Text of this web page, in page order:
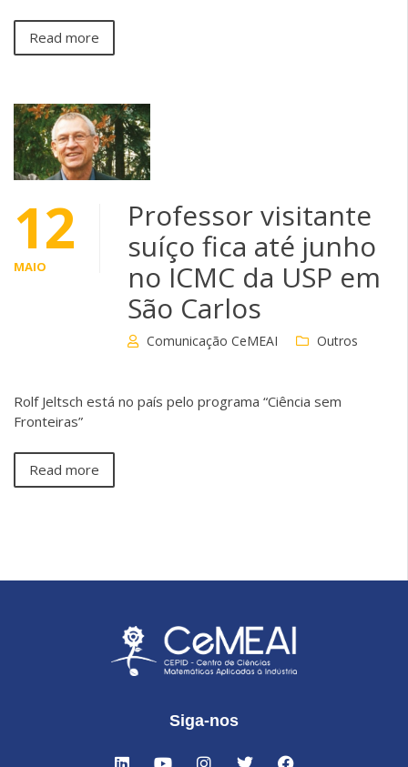
Read more
12
MAIO
Professor visitante
suíço fica até junho
no ICMC da USP em
São Carlos
Comunicação CeMEAI Outros
Rolf Jeltsch está no país pelo programa “Ciência sem
Fronteiras”
Read more
Siga-nos